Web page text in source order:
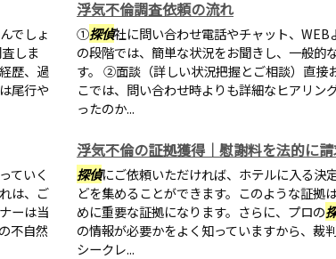
でしょ
しま
歴、過
尾行や
浮気不倫調査依頼の流れ
①探偵社に問い合わせ電話やチャット、
の段階では、簡単な状況をお聞きし、一般的
す。 ②面談（詳しい状況把握とご相談）直接
こでは、問い合わせ時よりも詳細なヒアリン
ったのか...
ていく
は、ご
ーは当
不自然
浮気不倫の証拠獲得｜慰謝料を法的に
探偵にご依頼いただければ、ホテルに入る決
どを集めることができます。このような証拠
めに重要な証拠になります。さらに、プロの
の情報が必要かをよく知っていますから、裁
シークレ...